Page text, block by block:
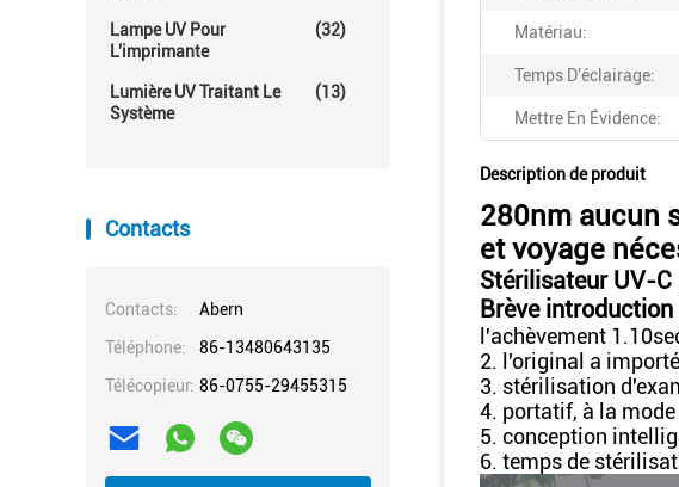
Lampe UV Pour
L'imprimante
(32)
Lumière UV Traitant Le
Système
(13)
Contacts
Contacts:
Abern
Téléphone:
86-13480643135
Télécopieur: 86-0755-29455315
Matériau:
Temps D'éclairage:
Mettre En Évidence:
Description de produit
280nm aucun
et voyage
Stérilisateur UV-
Brève introduction
l'achèvement
2. l'original a
3. stérilisation
4. portatif, à la
5. conception
6. temps de